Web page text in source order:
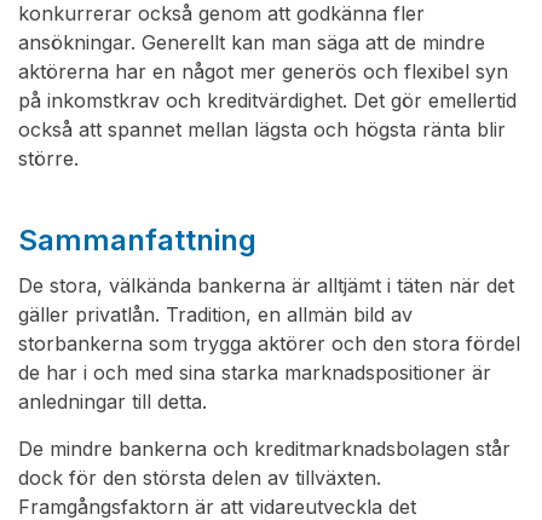
konkurrerar också genom att godkänna fler
ansökningar. Generellt kan man säga att de mindre
aktörerna har en något mer generös och flexibel syn
på inkomstkrav och kreditvärdighet. Det gör emellertid
också att spannet mellan lägsta och högsta ränta blir
större.
Sammanfattning
De stora, välkända bankerna är alltjämt i täten när det
gäller privatlån. Tradition, en allmän bild av
storbankerna som trygga aktörer och den stora fördel
de har i och med sina starka marknadspositioner är
anledningar till detta.
De mindre bankerna och kreditmarknadsbolagen står
dock för den största delen av tillväxten.
Framgångsfaktorn är att vidareutveckla det